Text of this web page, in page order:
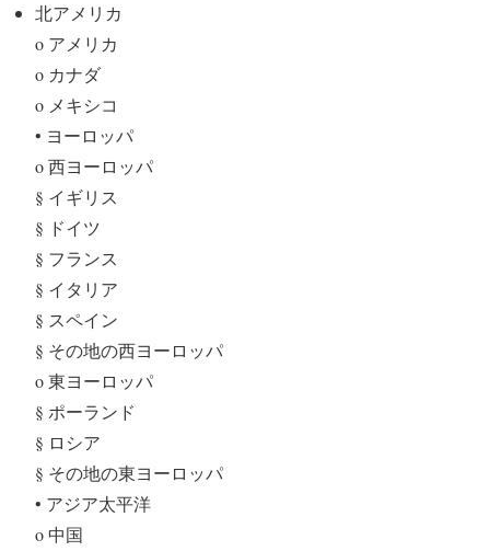
北アメリカ
o アメリカ
o カナダ
o メキシコ
• ヨーロッパ
o 西ヨーロッパ
§ イギリス
§ ドイツ
§ フランス
§ イタリア
§ スペイン
§ その地の西ヨーロッパ
o 東ヨーロッパ
§ ポーランド
§ ロシア
§ その地の東ヨーロッパ
• アジア太平洋
o 中国